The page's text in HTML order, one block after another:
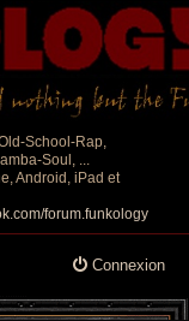
School-Rap,
Soul, ...
Android, iPad et
forum.funkology
Connexion